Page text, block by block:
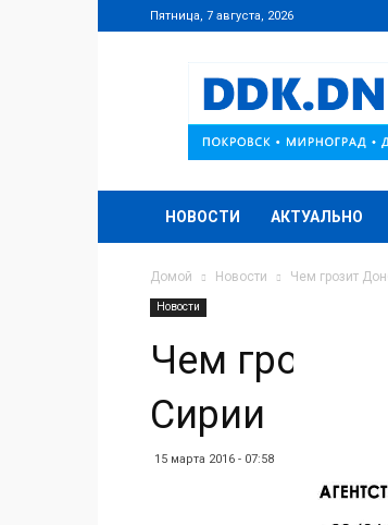
Пятница, 7 августа, 2026
DDK.DN.UA
НОВОСТИ АКТУАЛЬНО
Домой Новости Чем грозит
Новости
Чем грозит
Сирии
15 марта 2016 - 07:58